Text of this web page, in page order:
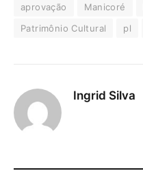
aprovação Manicoré
Patrimônio Cultural
pl
Ingrid Silva